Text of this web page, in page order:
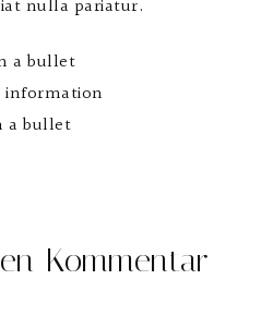
nulla pariatur.
a bullet
a bullet
Kommentar